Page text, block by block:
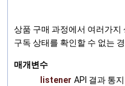
상품 구매 과정에서 여러가지
구독 상태를 확인할 수 없는
매개변수
listener API 결과 통지